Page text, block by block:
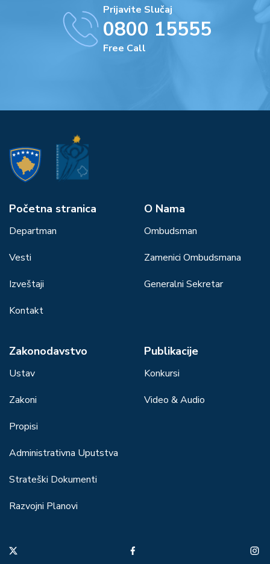
Prijavite Slučaj
0800 15555
Free Call
Početna stranica
Departman
Vesti
Izveštaji
Kontakt
О Nama
Ombudsman
Zamenici Ombudsmana
Generalni Sekretar
Zakonodavstvo
Ustav
Zakoni
Propisi
Administrativna Uputstva
Strateški Dokumenti
Razvojni Planovi
Publikacije
Konkursi
Video & Audio